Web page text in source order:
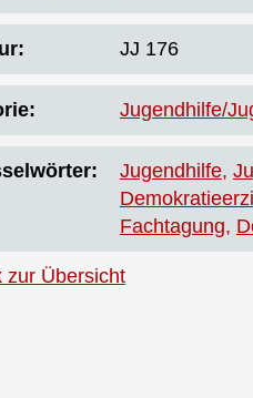
JJ 176
Jugendhilfe/
Jugendhilfe
Fachtagung
zur Übersicht